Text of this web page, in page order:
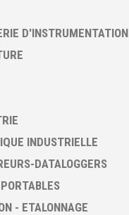
D'INSTRUMENTATION
INDUSTRIELLE
DATALOGGERS
- ETALONNAGE